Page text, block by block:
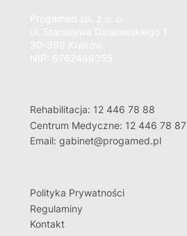
Rehabilitacja: 12 446 78 88
Centrum Medyczne: 12 446 78 87
Email: gabinet@progamed.pl
Polityka Prywatności
Regulaminy
Kontakt